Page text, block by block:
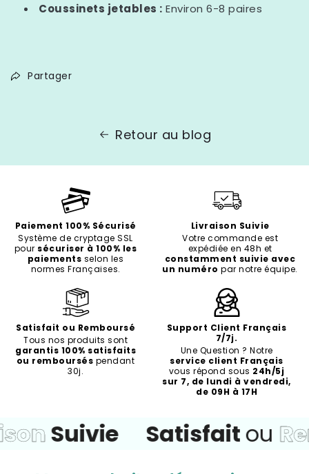
Coussinets jetables : Environ 6-8 paires
Partager
Retour au blog
Paiement 100% Sécurisé
Système de cryptage SSL
pour sécuriser à 100% les
paiements selon les
normes Françaises.
Livraison Suivie
Votre commande est
expédiée en 48h et
constamment suivie avec
un numéro par notre équipe.
Satisfait ou Remboursé
Tous nos produits sont
garantis 100% satisfaits
ou remboursés pendant
30j.
Support Client Français
7/7j.
Une Question ? Notre
service client Français
vous répond sous 24h/5j
sur 7, de lundi à vendredi,
de 09H à 17H
Suivie Satisfaitou